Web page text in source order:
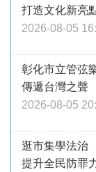
打造文化新亮
2026-08-05
彰化市立管弦
傳遞台灣之聲
2026-08-05
逛市集學法
提升全民防罪